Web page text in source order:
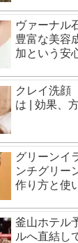
ヴァーナル
豊富な美容
加という安
クレイ洗顔
は | 効果、
グリーンイ
ンチグリー
作り方と使
釜山ホテル
ルへ直結し